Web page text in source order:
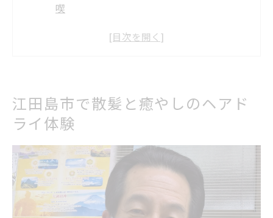
喫
落ち着いた空間で散髪を楽しむ江田島市の魅力
癒しを感じる空間で散髪時間を堪能する方
法
江田島市の隠れ家サロンが散髪で人気な理
由
落ち着いた雰囲気でヘアドライと散髪を体
江田島市で散髪と癒やしのヘアド
ライ体験